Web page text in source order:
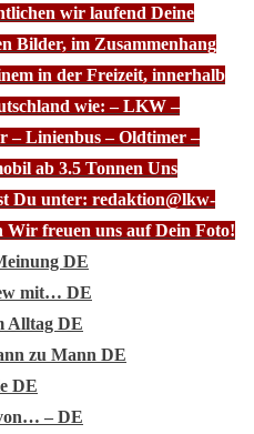
wir laufend Deine
Bilder, im Zusammenhang
in der Freizeit, innerhalb
wie: – LKW –
– Linienbus – Oldtimer –
ab 3.5 Tonnen Uns
Du unter: redaktion@lkw-
Wir freuen uns auf Dein Foto!
DE
mit… DE
Alltag DE
zu Mann DE
DE
– DE